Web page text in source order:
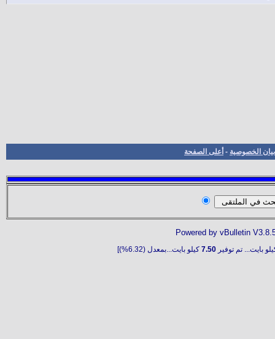
بيان الخصوصية - أعلى الصفحة
Powered by vBulletin
بايت... تم توفير 7.50 كيلو بايت...بمعدل (6.32%)]